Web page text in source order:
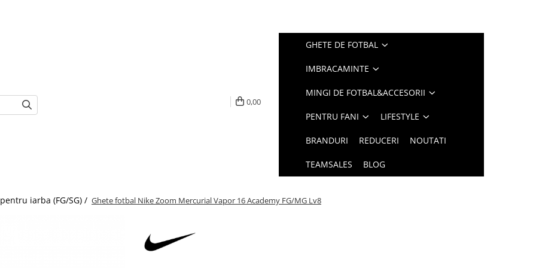
0,00
GHETE DE FOTBAL
IMBRACAMINTE
MINGI DE FOTBAL&ACCESORII
PENTRU FANI LIFESTYLE
BRANDURI REDUCERI NOUTATI
TEAMSALES BLOG
iarba (FG/SG) / Ghete fotbal Nike Zoom Mercurial Vapor 16 Academy FG/MG Lv8